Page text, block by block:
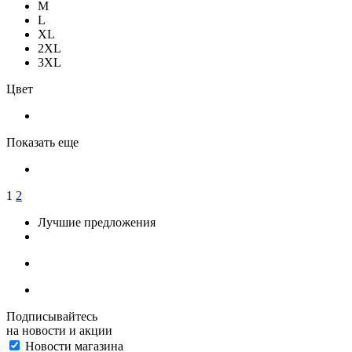
M
L
XL
2XL
3XL
Цвет
Показать еще
1 2
Лучшие предложения
Подписывайтесь
на новости и акции
Новости магазина